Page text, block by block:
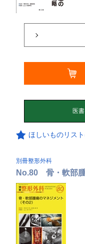
ほしいものリス
別冊整形外科
No.80 骨・軟部腫